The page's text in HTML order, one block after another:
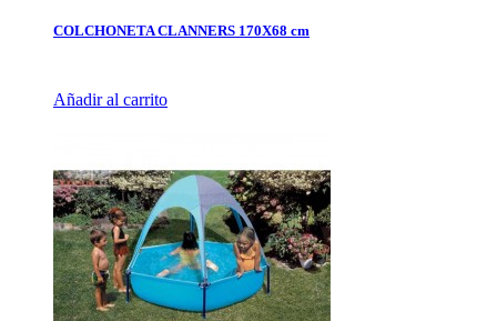
COLCHONETA CLANNERS 170X68 cm
Añadir al carrito